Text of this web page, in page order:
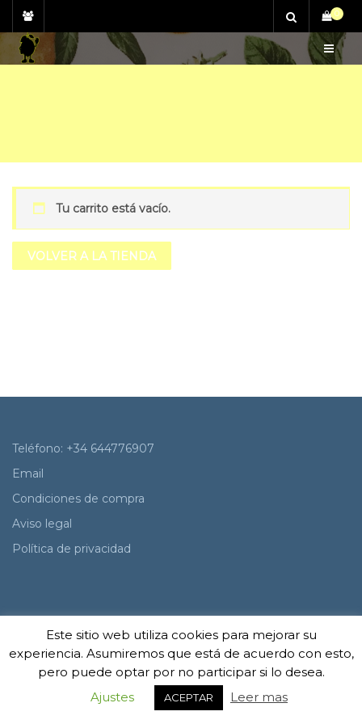
content
0
Tu carrito está vacío.
VOLVER A LA TIENDA
Teléfono: +34 644776907
Email
Condiciones de compra
Aviso legal
Política de privacidad
TODOS LOS DERECHOS RESERVADOS ©2020
Este sitio web utiliza cookies para mejorar su
experiencia. Asumiremos que está de acuerdo con esto,
pero puede optar por no participar si lo desea.
Ajustes
ACEPTAR Leer mas